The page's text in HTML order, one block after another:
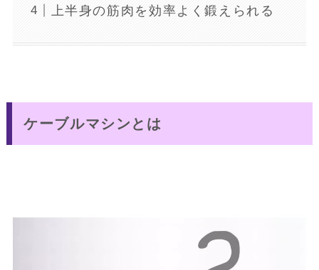
上半身の筋肉を効率よく鍛えられる
ケーブルマシンとは